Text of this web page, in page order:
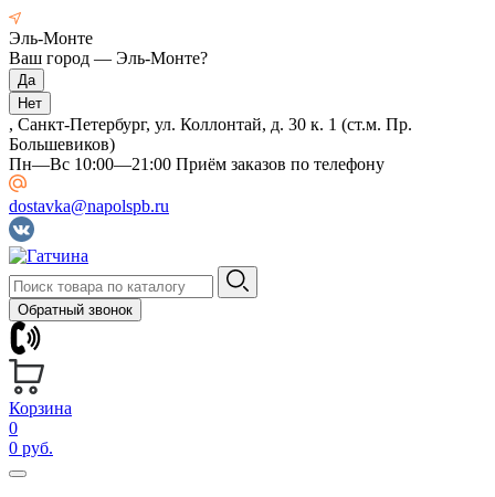
Эль-Монте
Ваш город — Эль-Монте?
, Санкт-Петербург, ул. Коллонтай, д. 30 к. 1 (ст.м. Пр.
Большевиков)
Пн—Вс 10:00—21:00 Приём заказов по телефону
dostavka@napolspb.ru
Обратный звонок
Корзина
0
0 руб.